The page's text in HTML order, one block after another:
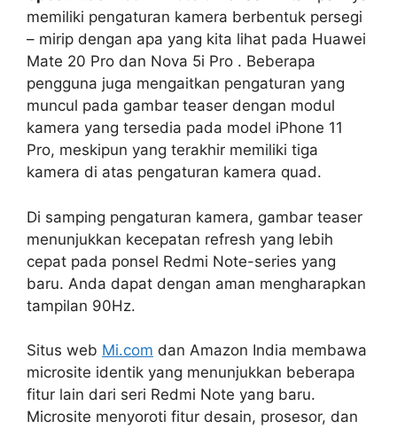
memiliki pengaturan kamera berbentuk persegi
– mirip dengan apa yang kita lihat pada Huawei
Mate 20 Pro dan Nova 5i Pro . Beberapa
pengguna juga mengaitkan pengaturan yang
muncul pada gambar teaser dengan modul
kamera yang tersedia pada model iPhone 11
Pro, meskipun yang terakhir memiliki tiga
kamera di atas pengaturan kamera quad.
Di samping pengaturan kamera, gambar teaser
menunjukkan kecepatan refresh yang lebih
cepat pada ponsel Redmi Note-series yang
baru. Anda dapat dengan aman mengharapkan
tampilan 90Hz.
Situs web Mi.com dan Amazon India membawa
microsite identik yang menunjukkan beberapa
fitur lain dari seri Redmi Note yang baru.
Microsite menyoroti fitur desain, prosesor, dan